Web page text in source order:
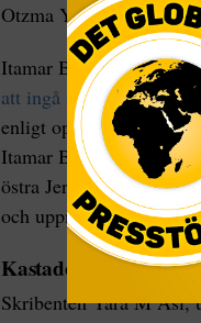
Otzma Yehudit (Judisk
Itamar Ben Gvir, som
att ingå i den nya
enligt
Itamar Ben-Gvir har
östra Jerusalems
och uppmanade till att
Kastade sten mot bil
Skribenten Yara M Asi,